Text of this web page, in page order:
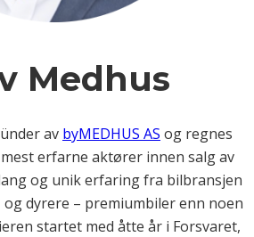
Medhus
av byMEDHUS AS og regnes
erfarne aktører innen salg av
og unik erfaring fra bilbransjen
dyrere – premiumbiler enn noen
startet med åtte år i Forsvaret,